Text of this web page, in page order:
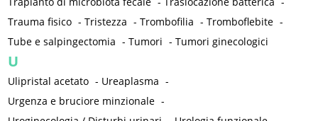
Trauma fisico -Tristezza -Trombofilia -Tromboflebite -
Tube e salpingectomia -Tumori -Tumori ginecologici
U
Ulipristal acetato - Ureaplasma -
Urgenza e bruciore minzionale -